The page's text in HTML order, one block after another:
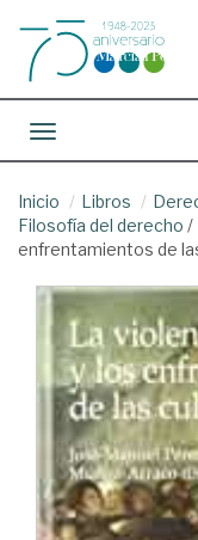
Toggle navigation
Inicio Libros
Filosofía del derecho /
enfrentamientos de